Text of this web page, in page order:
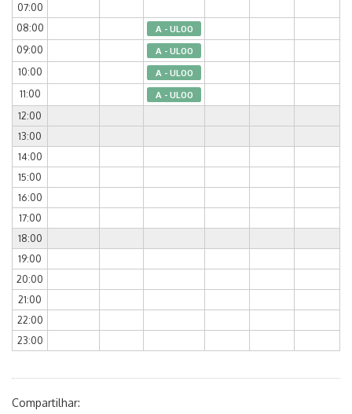
07:00
08:00
A - UL00
09:00 A - UL00
10:00 A - UL00
11:00 A - UL00
12:00
13:00
14:00
15:00
16:00
17:00
18:00
19:00
20:00
21:00
22:00
23:00
Compartilhar: